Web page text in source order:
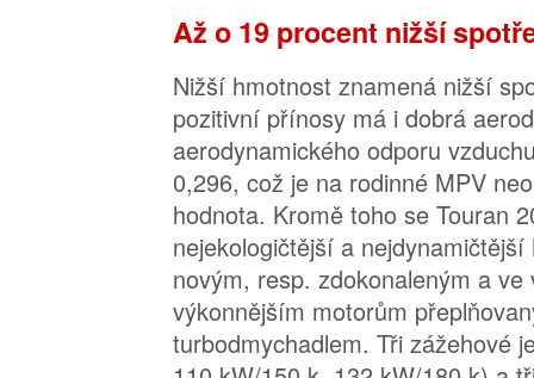
Až o 19 procent nižší
Nižší hmotnost znamená nižší
pozitivní přínosy má i dobrá
aerodynamického odporu
0,296, což je na rodinné MPV
hodnota. Kromě toho se Touran
nejekologičtější a
novým, resp. zdokonaleným a
výkonnějším motorům
turbodmychadlem. Tři zážehové